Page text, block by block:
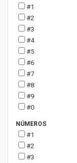
#1
#2
#3
#4
#5
#6
#7
#8
#9
#0
NÚMEROS
#1
#2
#3